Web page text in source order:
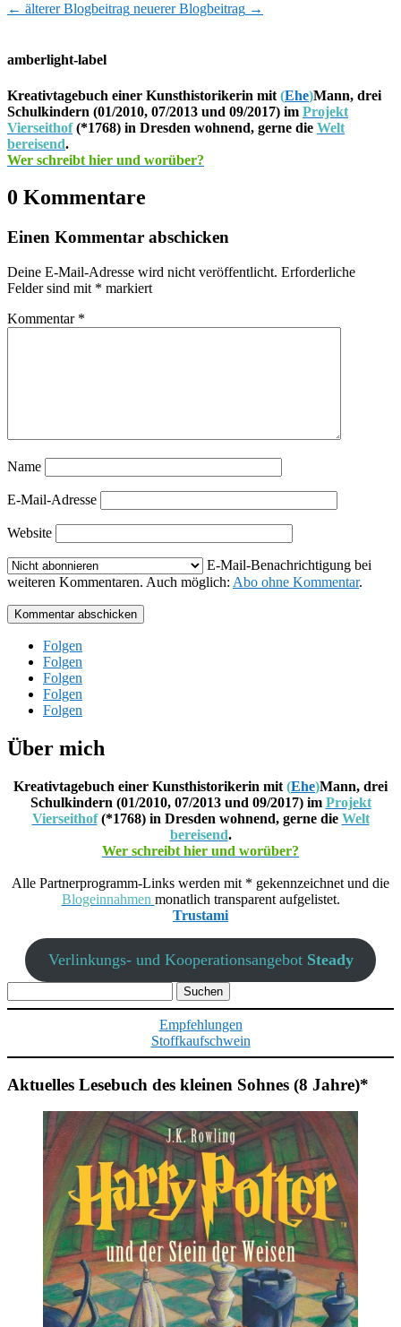
← älterer Blogbeitrag neuerer Blogbeitrag →
amberlight-label
Kreativtagebuch einer Kunsthistorikerin mit (Ehe)Mann, drei
Schulkindern (01/2010, 07/2013 und 09/2017) im Projekt
Vierseithof(*1768) in Dresden wohnend, gerne die Welt
bereisend.
Wer schreibt hier und worüber?
0 Kommentare
Einen Kommentar abschicken
Deine E-Mail-Adresse wird nicht veröffentlicht. Erforderliche
Felder sind mit * markiert
Kommentar *
Name
E-Mail-Adresse
Website
E-Mail-Benachrichtigung bei
weiteren Kommentaren. Auch möglich: Abo ohne Kommentar.
Kommentar abschicken
Folgen
Folgen
Folgen
Folgen
Folgen
Über mich
Kreativtagebuch einer Kunsthistorikerin mit (Ehe)Mann, drei
Schulkindern (01/2010, 07/2013 und 09/2017) im Projekt
Vierseithof(*1768) in Dresden wohnend, gerne die Welt
bereisend.
Wer schreibt hier und worüber?
Alle Partnerprogramm-Links werden mit * gekennzeichnet und die
Blogeinnahmen monatlich transparent aufgelistet.
Trustami
Verlinkungs- und Kooperationsangebot Steady
nach:
Empfehlungen
Stoffkaufschwein
Aktuelles Lesebuch des kleinen Sohnes (8 Jahre)*